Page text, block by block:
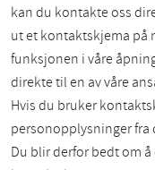
kan du kontakte oss
ut et kontaktskjema på
funksjonen i våre
direkte til en av våre
Hvis du bruker
personopplysninger fra
Du blir derfor bedt om